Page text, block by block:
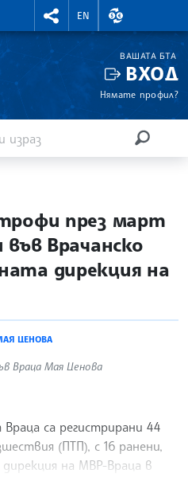
RIGHTMENU.SOCIAL
EN
ВАЛУТНИ
ВАШАТА БТА
ВХОД
Нямате профил?
през март
Врачанско
дирекция на
ЦЕНОВА
Враца Мая Ценова
са регистрирани 44
(ПТП), с 16 ранени,
на МВР-Враца в